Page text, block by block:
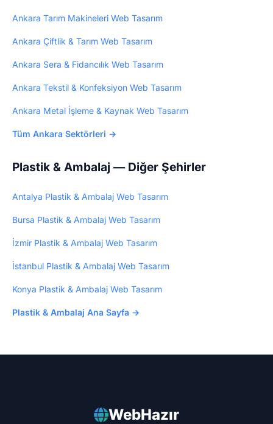
Ankara Tarım Makineleri Web Tasarım
Ankara Çiftlik & Tarım Web Tasarım
Ankara Sera & Fidancılık Web Tasarım
Ankara Tekstil & Konfeksiyon Web Tasarım
Ankara Metal İşleme & Kaynak Web Tasarım
Tüm Ankara Sektörleri →
Plastik & Ambalaj — Diğer Şehirler
Antalya Plastik & Ambalaj Web Tasarım
Bursa Plastik & Ambalaj Web Tasarım
İzmir Plastik & Ambalaj Web Tasarım
İstanbul Plastik & Ambalaj Web Tasarım
Konya Plastik & Ambalaj Web Tasarım
Plastik & Ambalaj Ana Sayfa →
WebHazır